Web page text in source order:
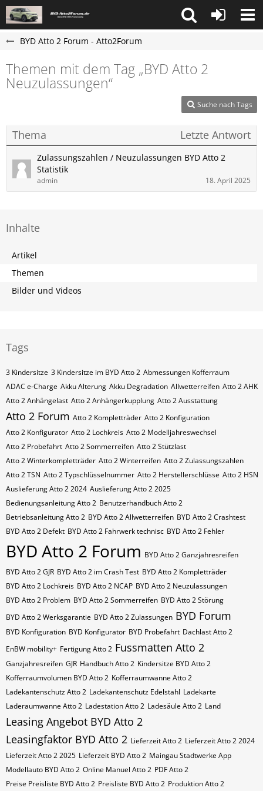
BYD Atto 2 Forum - Atto2Forum
Themen mit dem Tag „BYD Atto 2
Neuzulassungen“
Suche nach Tags
Thema Letzte Antwort
Zulassungszahlen / Neuzulassungen BYD Atto 2
Statistik
admin 18. April 2025
Inhalte
Artikel
Themen
Bilder und Videos
Tags
3 Kindersitze 3 Kindersitze im BYD Atto 2 Abmessungen Kofferraum
ADAC e-Charge Akku Alterung Akku Degradation Allwetterreifen Atto 2 AHK
Atto 2 Anhängelast Atto 2 Anhängerkupplung Atto 2 Ausstattung
Atto 2 Forum Atto 2 Kompletträder Atto 2 Konfiguration
Atto 2 Konfigurator Atto 2 Lochkreis Atto 2 Modelljahreswechsel
Atto 2 Probefahrt Atto 2 Sommerreifen Atto 2 Stützlast
Atto 2 Winterkompletträder Atto 2 Winterreifen Atto 2 Zulassungszahlen
Atto 2​​​​ TSN Atto 2​​​​ Typschlüsselnummer Atto 2​​​​​ Herstellerschlüsse Atto 2​​​​​ HSN
Auslieferung Atto 2 2024 Auslieferung Atto 2 2025
Bedienungsanleitung Atto 2 Benutzerhandbuch Atto 2
Betriebsanleitung Atto 2 BYD Atto 2 Allwetterreifen BYD Atto 2 Crashtest
BYD Atto 2 Defekt BYD Atto 2 Fahrwerk technisc BYD Atto 2 Fehler
BYD Atto 2 Forum BYD Atto 2 Ganzjahresreifen
BYD Atto 2 GJR BYD Atto 2 im Crash Test BYD Atto 2 Kompletträder
BYD Atto 2 Lochkreis BYD Atto 2 NCAP BYD Atto 2 Neuzulassungen
BYD Atto 2 Problem BYD Atto 2 Sommerreifen BYD Atto 2 Störung
BYD Atto 2 Werksgarantie BYD Atto 2 Zulassungen BYD Forum
BYD Konfiguration BYD Konfigurator BYD Probefahrt Dachlast Atto 2
EnBW mobility+ Fertigung Atto 2 Fussmatten Atto 2
Ganzjahresreifen GJR Handbuch Atto 2 Kindersitze BYD Atto 2
Kofferraumvolumen BYD Atto 2 Kofferraumwanne Atto 2
Ladekantenschutz Atto 2 Ladekantenschutz Edelstahl Ladekarte
Laderaumwanne Atto 2 Ladestation Atto 2 Ladesäule Atto 2 Land
Leasing Angebot BYD Atto 2
Leasingfaktor BYD Atto 2 Lieferzeit Atto 2 Lieferzeit Atto 2 2024
Lieferzeit Atto 2 2025 Lieferzeit BYD Atto 2 Maingau Stadtwerke App
Modellauto BYD Atto 2 Online Manuel Atto 2 PDF Atto 2
Preise Preisliste BYD Atto 2 Preisliste BYD Atto 2 Produktion Atto 2